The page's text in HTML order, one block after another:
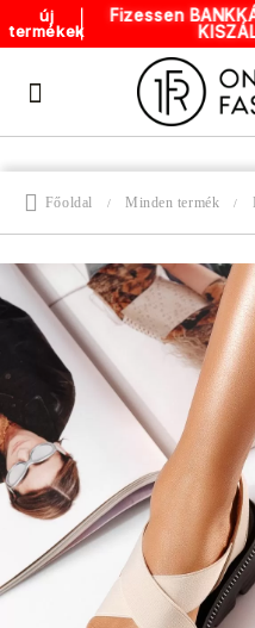
új
termékek
Fizessen
Főoldal Minden termék